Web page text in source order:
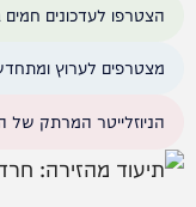
הצטרפו לעדכונים
מצטרפים לערוץ
הניוזלייטר המרתק